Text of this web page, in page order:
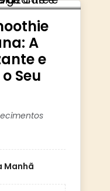
A
e
Seu
Manhã